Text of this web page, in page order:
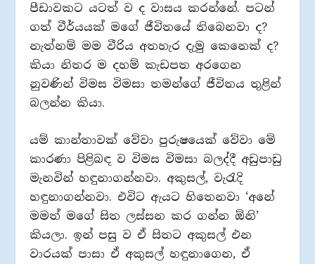
පීඩාවකට යටත් ව ද වාසය කරන්නේ. පටන්
ගත් වීර්යයක් මගේ ජීවිතයේ තිබෙනවා ද?
නැත්නම් මම වීරිය අතහැර දැමු කෙනෙක් ද?
කියා නිතර ම දහම් කැඩපත අරගෙන
නුවණින් විමස විමසා තමන්ගේ ජීවිතය තුළින්
බලන්න කියා.
යම් කාන්තාවක් වේවා පුරුෂයෙක් වේවා මේ
කාරණා පිළිබඳ ව විමස විමසා බලද්දී අඩුපාඩු
මැනවින් හඳුනාගන්නවා. අකුසල්, වැරැදි
හඳුනාගන්නවා. එවිට ඇයට හිතෙනවා ‘අනේ
මමත් මගේ සිත ලස්සන කර ගන්න ඕනි’
කියලා. ඉන් පසු ව ඒ සිතට අකුසල් එන
වාරයක් පාසා ඒ අකුසල් හඳුනාගෙන, ඒ